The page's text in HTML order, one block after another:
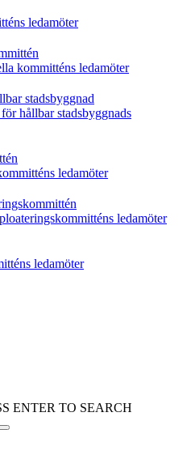
ledamöter
kommitténs ledamöter
stadsbyggnad
hållbar stadsbyggnads
ledamöter
ledamöter
ledamöter
ENTER TO SEARCH